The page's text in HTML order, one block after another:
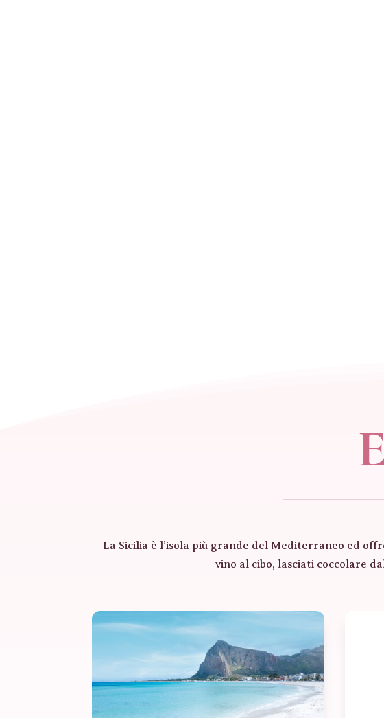
La Sicilia è l’isola più grande del Mediterraneo ed
vino al cibo, lasciati coccolare